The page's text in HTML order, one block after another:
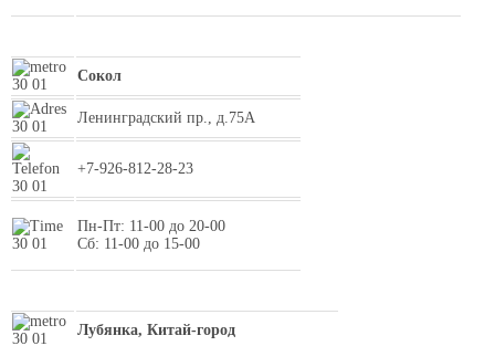
Сокол
Ленинградский пр., д.75А
+7-926-812-28-23
Пн-Пт: 11-00 до 20-00
Сб: 11-00 до 15-00
Лубянка, Китай-город